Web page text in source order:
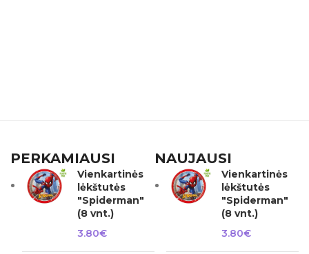
PERKAMIAUSI
Vienkartinės
lėkštutės
"Spiderman"
(8 vnt.)
3.80€
NAUJAUSI
Vienkartinės
lėkštutės
"Spiderman"
(8 vnt.)
3.80€